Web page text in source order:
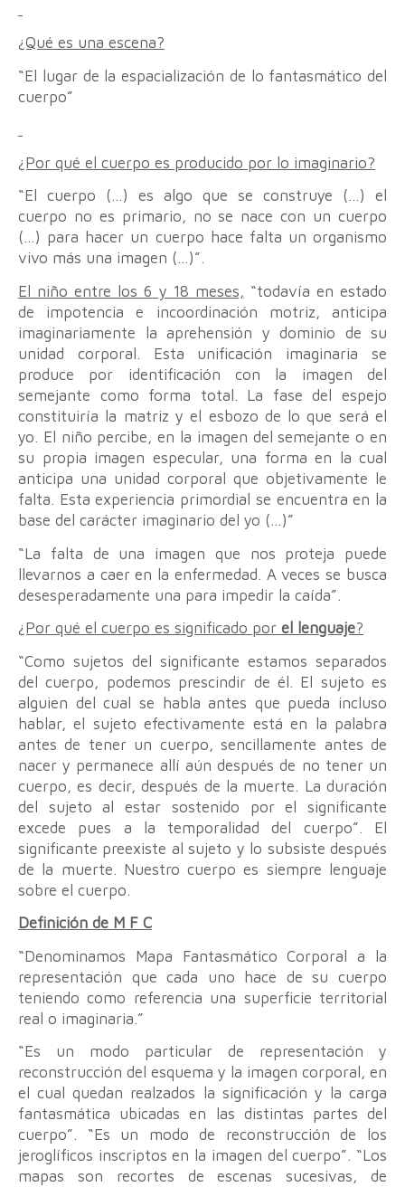
¿Qué es una escena?
“El lugar de la espacialización de lo fantasmático del
cuerpo”
¿Por qué el cuerpo es producido por lo imaginario?
“El cuerpo (…) es algo que se construye (…) el
cuerpo no es primario, no se nace con un cuerpo
(…) para hacer un cuerpo hace falta un organismo
vivo más una imagen (…)”.
El niño entre los 6 y 18 meses, “todavía en estado
de impotencia e incoordinación motriz, anticipa
imaginariamente la aprehensión y dominio de su
unidad corporal. Esta unificación imaginaria se
produce por identificación con la imagen del
semejante como forma total. La fase del espejo
constituiría la matriz y el esbozo de lo que será el
yo. El niño percibe, en la imagen del semejante o en
su propia imagen especular, una forma en la cual
anticipa una unidad corporal que objetivamente le
falta. Esta experiencia primordial se encuentra en la
base del carácter imaginario del yo (…)”
“La falta de una imagen que nos proteja puede
llevarnos a caer en la enfermedad. A veces se busca
desesperadamente una para impedir la caída”.
¿Por qué el cuerpo es significado por el lenguaje?
“Como sujetos del significante estamos separados
del cuerpo, podemos prescindir de él. El sujeto es
alguien del cual se habla antes que pueda incluso
hablar, el sujeto efectivamente está en la palabra
antes de tener un cuerpo, sencillamente antes de
nacer y permanece allí aún después de no tener un
cuerpo, es decir, después de la muerte. La duración
del sujeto al estar sostenido por el significante
excede pues a la temporalidad del cuerpo”. El
significante preexiste al sujeto y lo subsiste después
de la muerte. Nuestro cuerpo es siempre lenguaje
sobre el cuerpo.
Definición de M F C
“Denominamos Mapa Fantasmático Corporal a la
representación que cada uno hace de su cuerpo
teniendo como referencia una superficie territorial
real o imaginaria.”
“Es un modo particular de representación y
reconstrucción del esquema y la imagen corporal, en
el cual quedan realzados la significación y la carga
fantasmática ubicadas en las distintas partes del
cuerpo”. “Es un modo de reconstrucción de los
jeroglíficos inscriptos en la imagen del cuerpo”. “Los
mapas son recortes de escenas sucesivas, de